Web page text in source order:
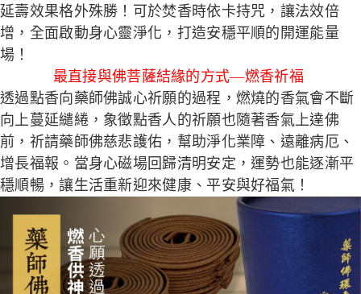
延壽效果格外殊勝！可於焚香時依卡持咒，讓法效倍
增，全面啟動身心靈淨化，打造安穩平順的開運能量
場！
最直接與佛菩薩結緣的方式—燃香祈福
透過點香向藥師佛誠心祈願的過程，燃燒的香氣會不斷
向上蔓延繾綣，象徵點香人的祈願也隨著香氣上達佛
前，祈請藥師佛慈悲護佑，幫助淨化業障、遠離病厄、
增長福報。當身心磁場回歸清明安定，運勢也能逐漸平
穩順暢，讓生活重新迎來健康、平安與好福氣！